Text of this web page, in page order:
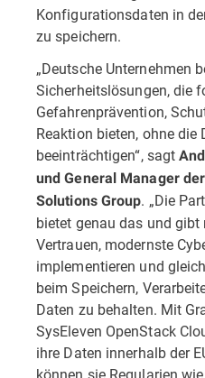
Konfigurationsdaten in
zu speichern.
„Deutsche Unternehmen
Sicherheitslösungen, die
Gefahrenprävention,
Reaktion bieten, ohne die
beeinträchtigen“, sagt
und General Manager
Solutions Group. „Die
bietet genau das und
Vertrauen, modernste
implementieren und
beim Speichern,
Daten zu behalten. Mit
SysEleven OpenStack
ihre Daten innerhalb der
können sie Regularien